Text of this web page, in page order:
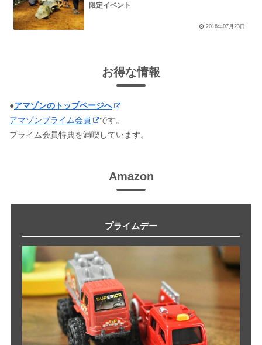
限定イベント
2016年07月23日
お得な情報
●アマゾンのトップページへ
アマゾンプライム会員
です。
プライム会員特典を満喫しています。
Amazon
プライムデー